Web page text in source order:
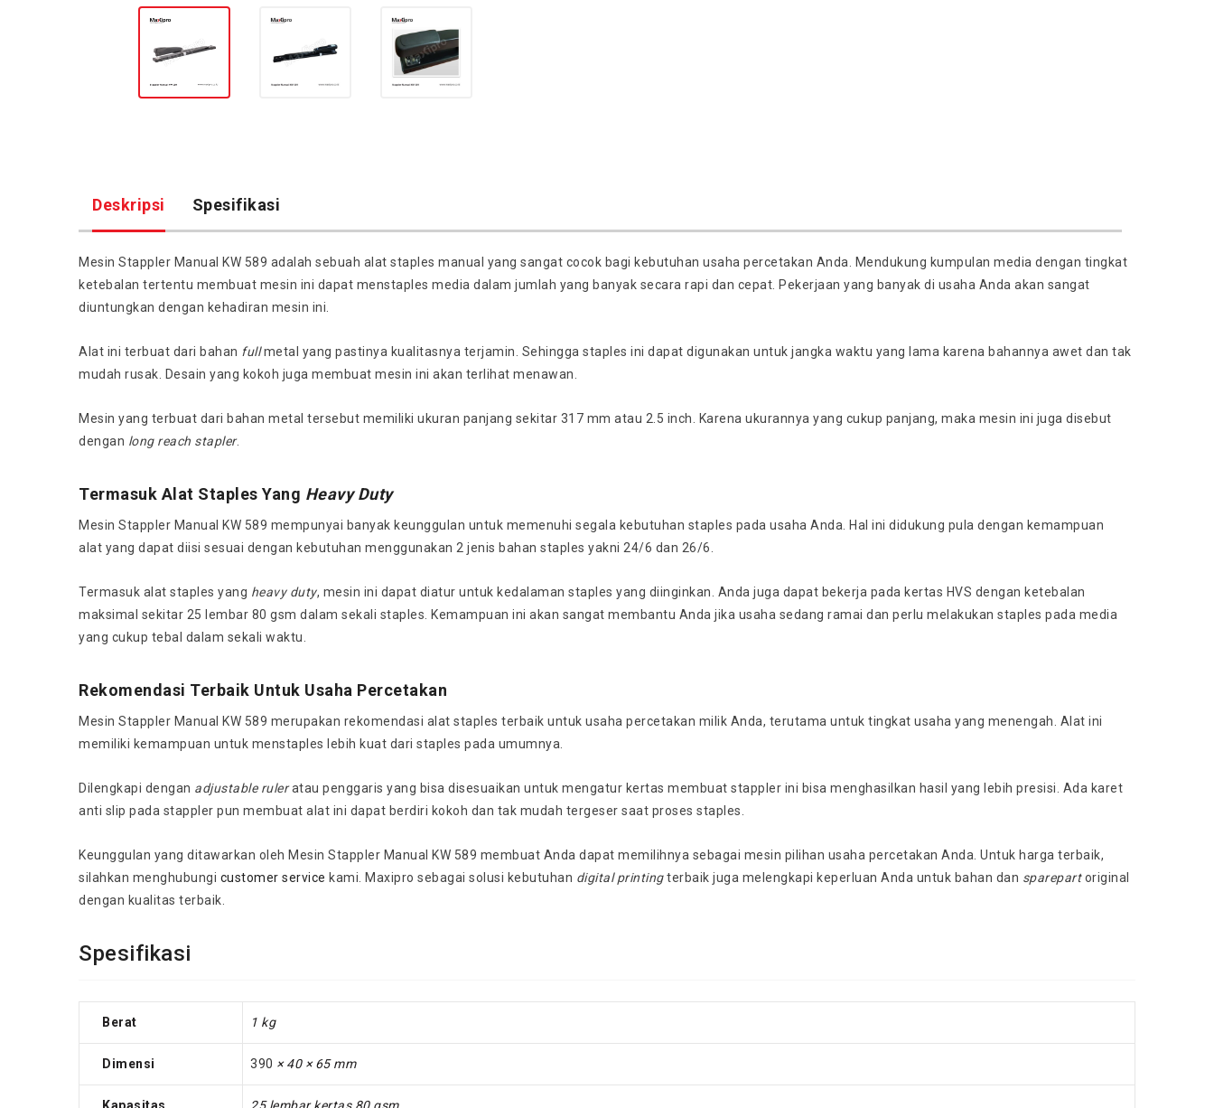
Deskripsi Spesifikasi
Mesin Stappler Manual KW 589 adalah sebuah alat staples manual yang sangat cocok bagi kebutuhan usaha percetakan Anda. Mendukung kumpulan media dengan tingkat
ketebalan tertentu membuat mesin ini dapat menstaples media dalam jumlah yang banyak secara rapi dan cepat. Pekerjaan yang banyak di usaha Anda akan sangat
diuntungkan dengan kehadiran mesin ini.
Alat ini terbuat dari bahan fullmetal yang pastinya kualitasnya terjamin. Sehingga staples ini dapat digunakan untuk jangka waktu yang lama karena bahannya awet dan tak
mudah rusak. Desain yang kokoh juga membuat mesin ini akan terlihat menawan.
Mesin yang terbuat dari bahan metal tersebut memiliki ukuran panjang sekitar 317 mm atau 2.5 inch. Karena ukurannya yang cukup panjang, maka mesin ini juga disebut
dengan long reach stapler.
Termasuk Alat Staples Yang Heavy Duty
Mesin Stappler Manual KW 589 mempunyai banyak keunggulan untuk memenuhi segala kebutuhan staples pada usaha Anda. Hal ini didukung pula dengan kemampuan
alat yang dapat diisi sesuai dengan kebutuhan menggunakan 2 jenis bahan staples yakni 24/6 dan 26/6.
Termasuk alat staples yang heavy duty, mesin ini dapat diatur untuk kedalaman staples yang diinginkan. Anda juga dapat bekerja pada kertas HVS dengan ketebalan
maksimal sekitar 25 lembar 80 gsm dalam sekali staples. Kemampuan ini akan sangat membantu Anda jika usaha sedang ramai dan perlu melakukan staples pada media
yang cukup tebal dalam sekali waktu.
Rekomendasi Terbaik Untuk Usaha Percetakan
Mesin Stappler Manual KW 589 merupakan rekomendasi alat staples terbaik untuk usaha percetakan milik Anda, terutama untuk tingkat usaha yang menengah. Alat ini
memiliki kemampuan untuk menstaples lebih kuat dari staples pada umumnya.
Dilengkapi dengan adjustable ruleratau penggaris yang bisa disesuaikan untuk mengatur kertas membuat stappler ini bisa menghasilkan hasil yang lebih presisi. Ada karet
anti slip pada stappler pun membuat alat ini dapat berdiri kokoh dan tak mudah tergeser saat proses staples.
Keunggulan yang ditawarkan oleh Mesin Stappler Manual KW 589 membuat Anda dapat memilihnya sebagai mesin pilihan usaha percetakan Anda. Untuk harga terbaik,
silahkan menghubungi customer service kami. Maxipro sebagai solusi kebutuhan digital printingterbaik juga melengkapi keperluan Anda untuk bahan dan sparepartoriginal
dengan kualitas terbaik.
Spesifikasi
Berat 1 kg
Dimensi 390 × 40 × 65 mm